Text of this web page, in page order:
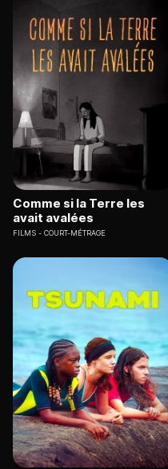
Comme si la Terre les
avait avalées
FILMS COURT-MÉTRAGE